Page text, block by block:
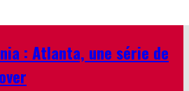
: Atlanta, une série de